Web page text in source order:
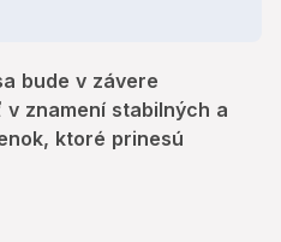
bude v závere
znamení stabilných a
ktoré prinesú